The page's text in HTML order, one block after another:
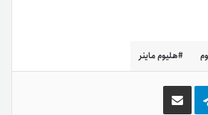
هلیوم ماینر
اشتراک